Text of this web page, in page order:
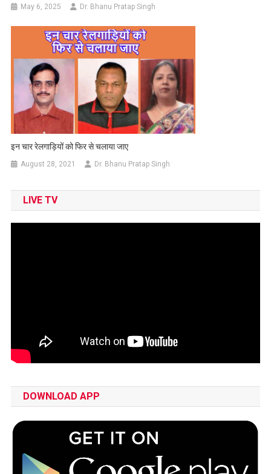
May 6, 2025 Dr. Bhanu Pratap Singh
इन चार रेलगाड़ियों को फिर से चलाया जाए
August 28, 2021 Dr. Bhanu Pratap Singh
LIVE TV
DOWNLOAD APP